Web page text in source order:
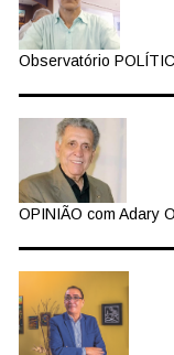
Observatório
OPINIÃO com Adary